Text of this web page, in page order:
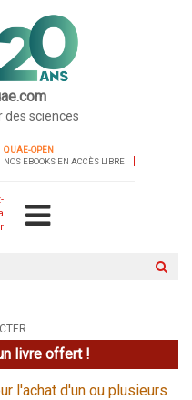
des sciences
QUAE-OPEN
NOS EBOOKS EN ACCÈS LIBRE
livre offert !
l'achat d'un ou plusieurs